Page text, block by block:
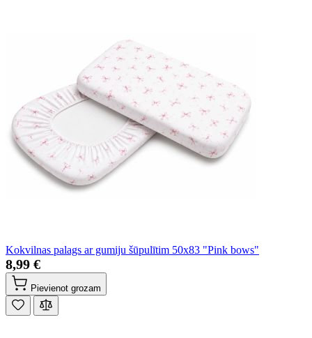
Kokvilnas palags ar gumiju šūpulītim 50x83 "Pink bows"
8,99 €
Pievienot grozam